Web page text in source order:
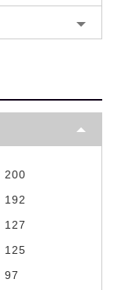
200
192
127
125
97